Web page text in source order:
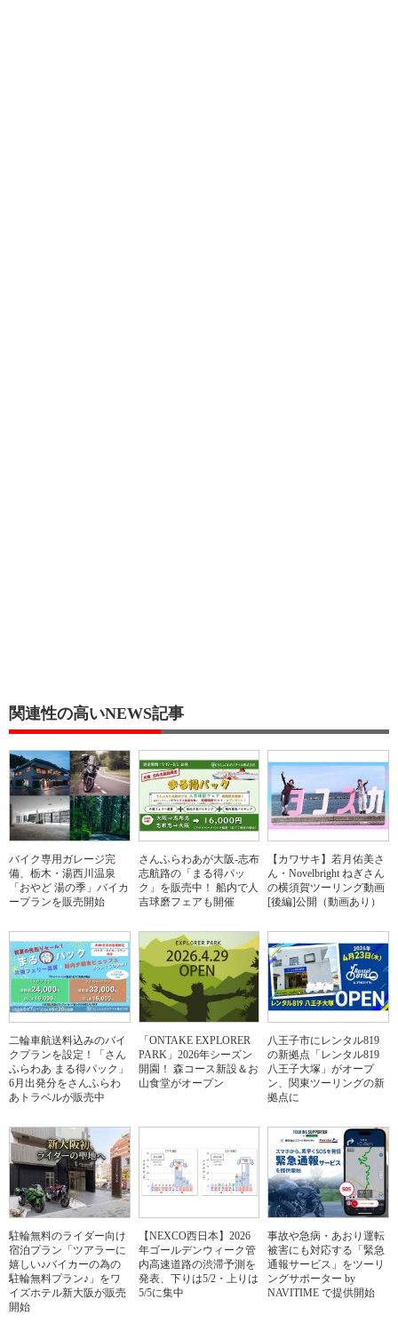
関連性の高いNEWS記事
バイク専用ガレージ完
備、栃木・湯西川温泉
「おやど 湯の季」バイカ
ープランを販売開始
さんふらわあが大阪-志布
志航路の「まる得パッ
ク」を販売中！ 船内で人
吉球磨フェアも開催
【カワサキ】若月佑美さ
ん・Novelbright ねぎさん
の横須賀ツーリング動画
[後編]公開（動画あり）
二輪車航送料込みのバイ
クプランを設定！「さん
ふらわあ まる得パック」
6月出発分をさんふらわ
あトラベルが販売中
「ONTAKE EXPLORER
PARK」2026年シーズン
開園！ 森コース新設＆お
山食堂がオープン
八王子市にレンタル819
の新拠点「レンタル819
八王子大塚」がオープ
ン、関東ツーリングの新
拠点に
駐輪無料のライダー向け
宿泊プラン「ツアラーに
嬉しい♪バイカーの為の
駐輪無料プラン♪」をワ
イズホテル新大阪が販売
開始
【NEXCO西日本】2026
年ゴールデンウィーク管
内高速道路の渋滞予測を
発表、下りは5/2・上りは
5/5に集中
事故や急病・あおり運転
被害にも対応する「緊急
通報サービス」をツーリ
ングサポーター by
NAVITIME で提供開始